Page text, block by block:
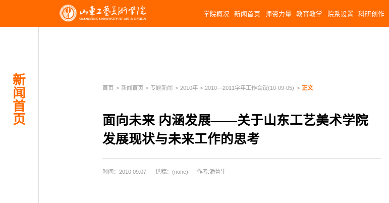
学院概况 新闻首页 师资力量 教育教学 院系设置 科研创作
新
闻
首
页
首页 > 新闻首页 > 专题新闻 > 2010年 > 2010—2011学年工作会议(10-09-05) > 正文
面向未来 内涵发展——关于山东工艺美术学院
发展现状与未来工作的思考
时间：2010.09.07 供稿：(none) 作者:潘鲁生